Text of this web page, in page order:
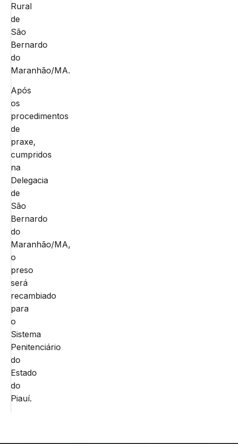
Rural
de
São
Bernardo
do
Maranhão/MA.
Após
os
procedimentos
de
praxe,
cumpridos
na
Delegacia
de
São
Bernardo
do
Maranhão/MA,
o
preso
será
recambiado
para
o
Sistema
Penitenciário
do
Estado
do
Piauí.